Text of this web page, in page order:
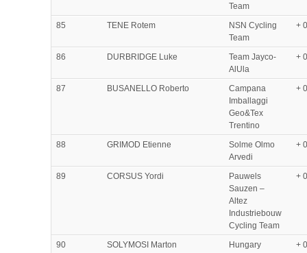
Team
85 TENE Rotem
NSN Cycling
Team
+
86 DURBRIDGE Luke
Team Jayco-
AlUla
+
87 BUSANELLO Roberto
Campana
Imballaggi
Geo&Tex
Trentino
+
88 GRIMOD Etienne
Solme Olmo
Arvedi
+
89 CORSUS Yordi
Pauwels
Sauzen –
Altez
Industriebouw
Cycling Team
+
90 SOLYMOSI Marton Hungary
+